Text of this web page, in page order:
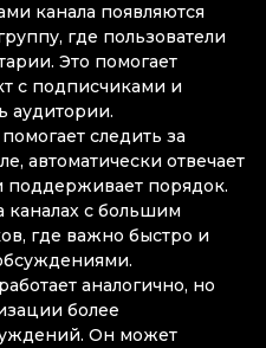
канала появляются
где пользователи
Это помогает
с подписчиками и
аудитории.
следить за
автоматически отвечает
поддерживает порядок.
каналах с большим
где важно быстро и
аналогично, но
более
Он может